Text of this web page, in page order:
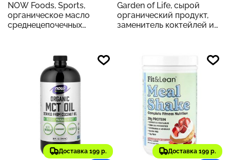
NOW Foods, Sports,
органическое масло
среднецепочечных
Garden of Life, сырой
органический продукт,
заменитель коктейлей и
Доставка 199 р. Доставка 199 р.